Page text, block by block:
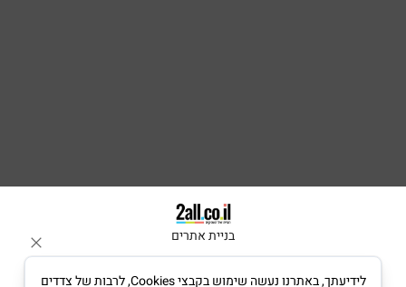
בניית אתרים
לידיעתך, באתרנו נעשה שימוש בקבצי Cookies, לרבות של צדדים